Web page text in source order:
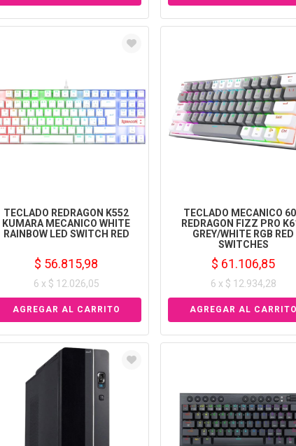
TECLADO REDRAGON K552
KUMARA MECANICO WHITE
RAINBOW LED SWITCH RED
$ 56.815,98
6 x $ 12.026,05
TECLADO MECANICO
REDRAGON FIZZ PRO
GREY/WHITE RGB RED
SWITCHES
$ 61.106,85
6 x $ 12.934,28